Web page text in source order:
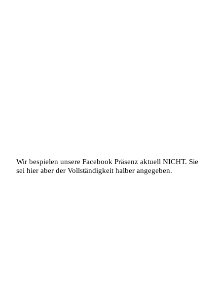
Wir bespielen unsere Facebook Präsenz aktuell NICHT. Sie
sei hier aber der Vollständigkeit halber angegeben.